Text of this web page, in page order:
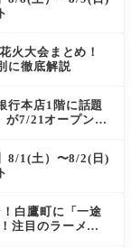
火大会まとめ！
に徹底解説
行本店1階に話題
が7/21オープン！
8/1(土）〜8/2(日)
白鷹町に「一途
注目のラーメン